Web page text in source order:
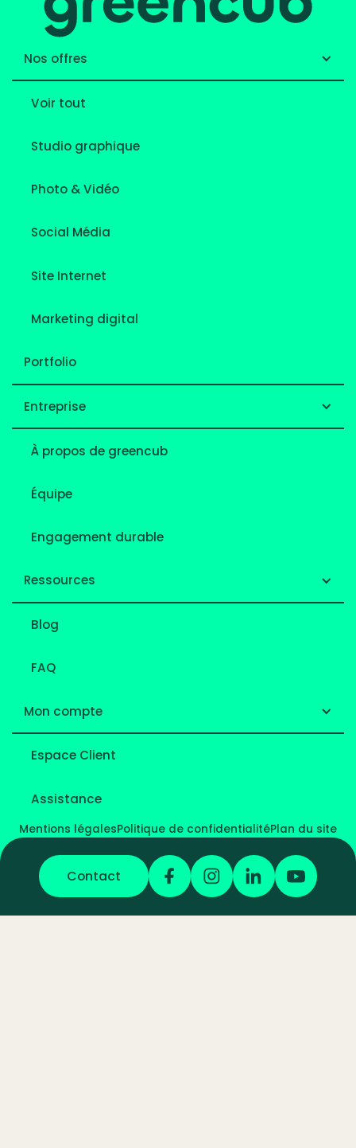
Nos offres
Voir tout
Studio graphique
Photo & Vidéo
Social Média
Site Internet
Marketing digital
Portfolio
Entreprise
À propos de greencub
Équipe
Engagement durable
Ressources
Blog
FAQ
Mon compte
Espace Client
Assistance
Mentions légalesPolitique de confidentialitéPlan du site
Contact